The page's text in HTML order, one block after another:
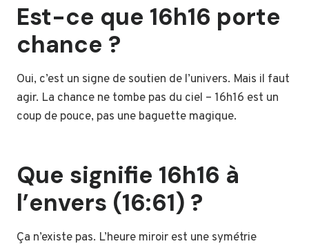
Est-ce que 16h16 porte
chance ?
Oui, c’est un signe de soutien de l’univers. Mais il faut
agir. La chance ne tombe pas du ciel – 16h16 est un
coup de pouce, pas une baguette magique.
Que signifie 16h16 à
l’envers (16:61) ?
Ça n’existe pas. L’heure miroir est une symétrie